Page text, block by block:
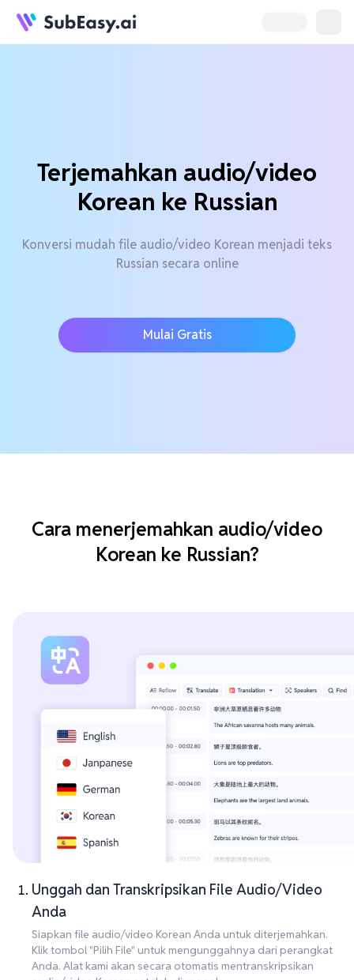
Terjemahkan audio/video
Korean ke Russian
Konversi mudah file audio/video Korean menjadi teks
Russian secara online
Mulai Gratis
Cara menerjemahkan audio/video
Korean ke Russian?
Unggah dan Transkripsikan File Audio/Video
Anda
Siapkan file audio/video Korean Anda untuk diterjemahkan.
Klik tombol "Pilih File" untuk mengunggahnya dari perangkat
Anda. Alat kami akan secara otomatis mentranskripsikan